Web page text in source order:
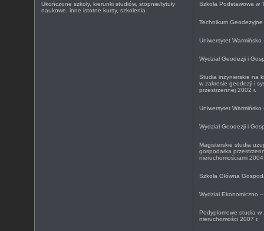
Ukończone szkoły, kierunki studiów, stopnie/tytuły
naukowe, inne istotne kursy, szkolenia
Szkoła Podstawowa w
Technikum
Uniwersytet
Wydział Geodezji i
Studia inżynierskie na
w zakresie geodezji i
przestrzennej 2002 r.
Uniwersytet
Wydział Geodezji i
Magisterskie studia
gospodarka
nieruchomościami 2004
Szkoła Główna
Wydział Ekonomiczno
Podyplomowe studia w
nieruchomości 2007 r.